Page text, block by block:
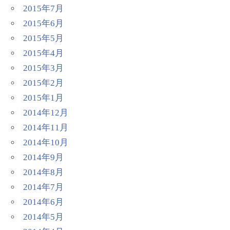
2015年7月
2015年6月
2015年5月
2015年4月
2015年3月
2015年2月
2015年1月
2014年12月
2014年11月
2014年10月
2014年9月
2014年8月
2014年7月
2014年6月
2014年5月